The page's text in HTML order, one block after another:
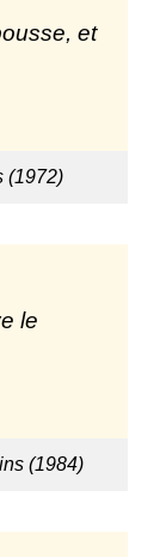
et
(1972)
le
(1984)